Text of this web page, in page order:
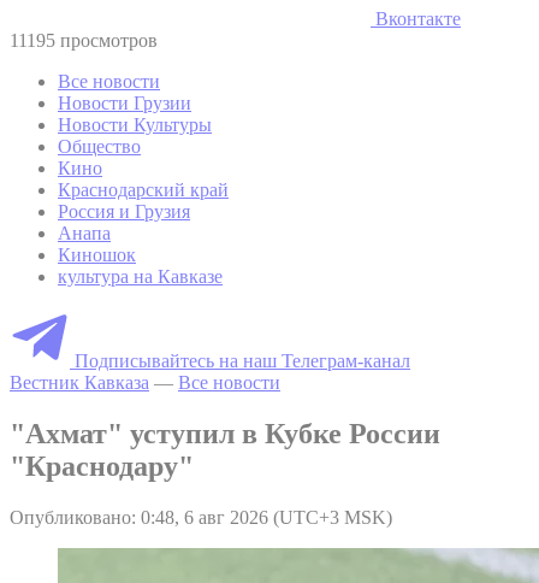
Вконтакте
11195 просмотров
Все новости
Новости Грузии
Новости Культуры
Общество
Кино
Краснодарский край
Россия и Грузия
Анапа
Киношок
культура на Кавказе
Подписывайтесь на наш Телеграм-канал
Вестник Кавказа — Все новости
"Ахмат" уступил в Кубке России
"Краснодару"
Опубликовано: 0:48, 6 авг 2026 (UTC+3 MSK)